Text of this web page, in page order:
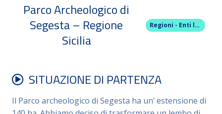
Parco Archeologico di
Segesta – Regione
Sicilia
Regioni - Enti locali e loro unioni
SITUAZIONE DI PARTENZA
Il Parco archeologico di Segesta ha un’ estensione di